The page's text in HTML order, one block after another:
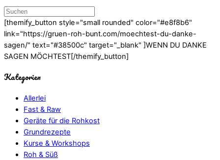
[themify_button style="small rounded" color="#e8f8b6"
link="https://gruen-roh-bunt.com/moechtest-du-danke-
sagen/" text="#38500c" target="_blank" ]WENN DU DANKE
SAGEN MÖCHTEST[/themify_button]
Kategorien
Allerlei
Fast & Raw
Geräte für die Rohkost
Grundrezepte
Kurse & Workshops
Roh & Süß